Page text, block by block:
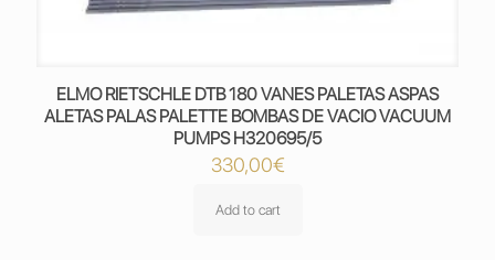
ELMO RIETSCHLE DTB 180 VANES PALETAS ASPAS
ALETAS PALAS PALETTE BOMBAS DE VACIO VACUUM
PUMPS H320695/5
330,00€
Add to cart